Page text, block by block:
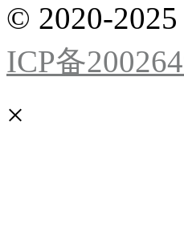
© 2020-
ICP备
×